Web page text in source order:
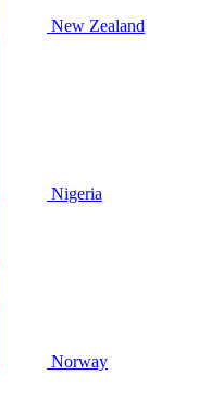
New Zealand
Nigeria
Norway